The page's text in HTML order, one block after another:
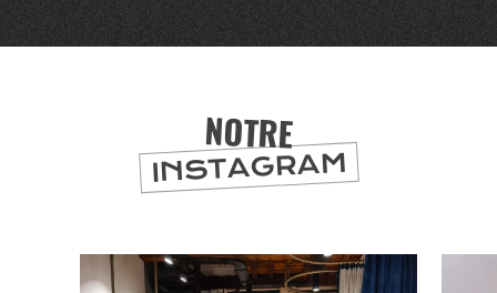
NOTRE
INSTAGRAM
CANAILLE